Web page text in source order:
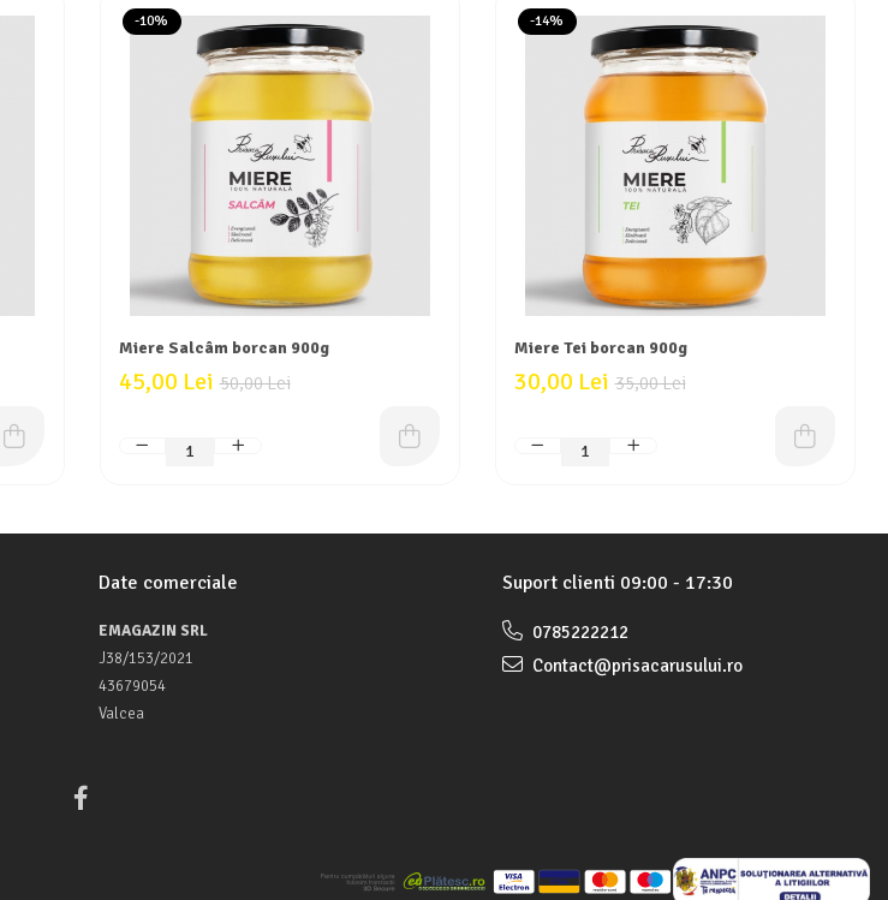
-10%
Miere Salcâm borcan 900g
50,00 Lei
45,00 Lei
-14%
Miere Tei borcan 900g
35,00 Lei
30,00 Lei
Date comerciale
EMAGAZIN SRL
J38/153/2021
43679054
Valcea
Suport clienti 09:00 - 17:30
0785222212
Contact@prisacarusului.ro